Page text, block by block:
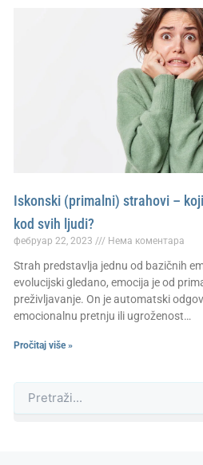
Iskonski (primalni) strahovi –
kod svih ljudi?
фебруар 22, 2023 Нема коментара
Strah predstavlja jednu od bazičnih
evolucijski gledano, emocija je od
preživljavanje. On je automatski
emocionalnu pretnju ili ugroženost…
Pročitaj više »